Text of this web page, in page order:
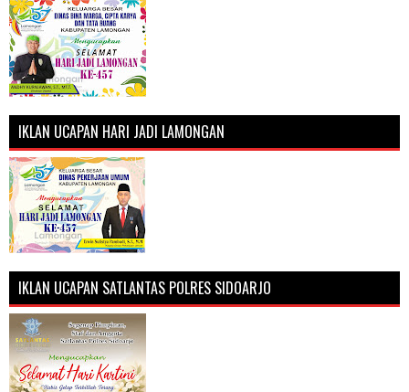
IKLAN UCAPAN HARI JADI LAMONGAN
IKLAN UCAPAN SATLANTAS POLRES SIDOARJO